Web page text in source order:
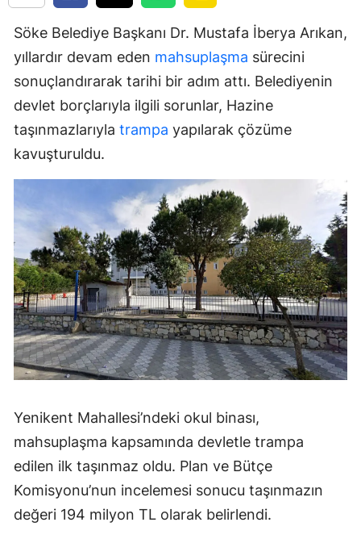
Söke Belediye Başkanı Dr. Mustafa İberya Arıkan,
yıllardır devam eden mahsuplaşma sürecini
sonuçlandırarak tarihi bir adım attı. Belediyenin
devlet borçlarıyla ilgili sorunlar, Hazine
taşınmazlarıyla trampa yapılarak çözüme
kavuşturuldu.
Yenikent Mahallesi’ndeki okul binası,
mahsuplaşma kapsamında devletle trampa
edilen ilk taşınmaz oldu. Plan ve Bütçe
Komisyonu’nun incelemesi sonucu taşınmazın
değeri 194 milyon TL olarak belirlendi.